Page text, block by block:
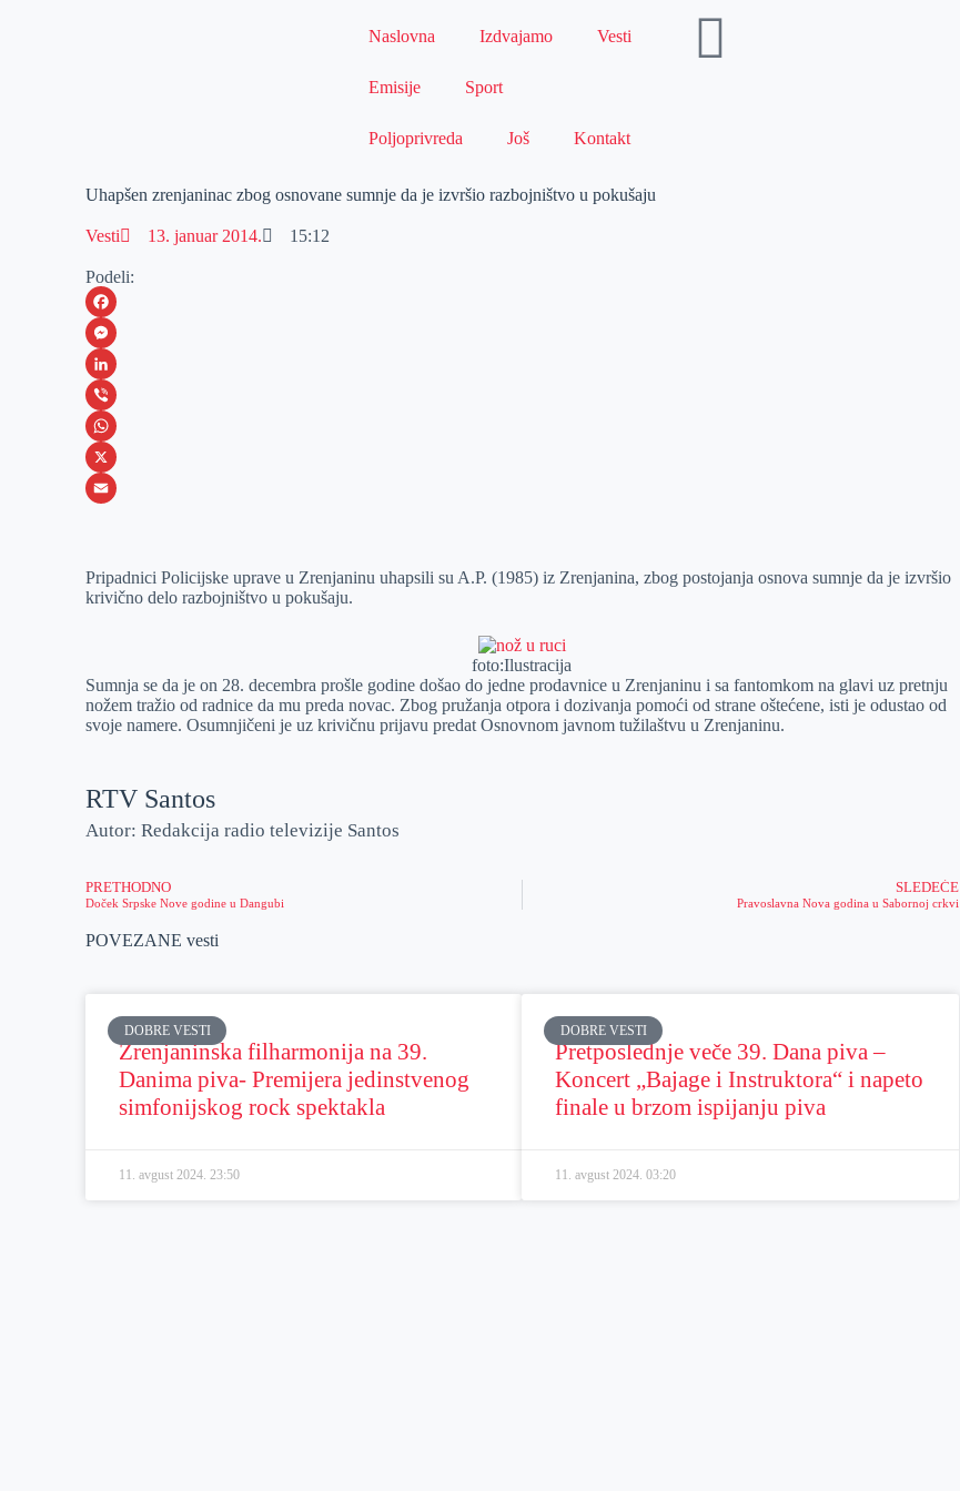
Naslovna Izdvajamo Vesti
Emisije Sport
Poljoprivreda Još Kontakt
Uhapšen zrenjaninac zbog osnovane sumnje da je izvršio razbojništvo u pokušaju
Vesti 13. januar 2014. 15:12
Podeli:
F
a
c
e
b
o
M
e
s
s
e
e
L
i
n
k
I
V
i
b
W
h
s
X
a
Pripadnici Policijske uprave u Zrenjaninu uhapsili su A.P. (1985) iz Zrenjanina, zbog postojanja osnova sumnje da je izvršio
krivično delo razbojništvo u pokušaju.
foto:Ilustracija
Sumnja se da je on 28. decembra prošle godine došao do jedne prodavnice u Zrenjaninu i sa fantomkom na glavi uz pretnju
nožem tražio od radnice da mu preda novac. Zbog pružanja otpora i dozivanja pomoći od strane oštećene, isti je odustao od
svoje namere. Osumnjičeni je uz krivičnu prijavu predat Osnovnom javnom tužilaštvu u Zrenjaninu.
RTV Santos
Autor: Redakcija radio televizije Santos
PRETHODNO
Doček Srpske Nove godine u Dangubi
SLEDEĆE
Pravoslavna Nova godina u Sabornoj crkvi
POVEZANE vesti
DOBRE VESTI
Zrenjaninska filharmonija na 39.
Danima piva- Premijera jedinstvenog
simfonijskog rock spektakla
11. avgust 2024.23:50
DOBRE VESTI
Pretposlednje veče 39. Dana piva –
Koncert „Bajage i Instruktora“ i napeto
finale u brzom ispijanju piva
11. avgust 2024.03:20